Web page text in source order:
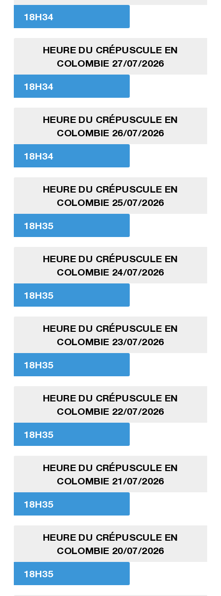
18H34
HEURE DU CRÉPUSCULE EN
COLOMBIE 27/07/2026
18H34
HEURE DU CRÉPUSCULE EN
COLOMBIE 26/07/2026
18H34
HEURE DU CRÉPUSCULE EN
COLOMBIE 25/07/2026
18H35
HEURE DU CRÉPUSCULE EN
COLOMBIE 24/07/2026
18H35
HEURE DU CRÉPUSCULE EN
COLOMBIE 23/07/2026
18H35
HEURE DU CRÉPUSCULE EN
COLOMBIE 22/07/2026
18H35
HEURE DU CRÉPUSCULE EN
COLOMBIE 21/07/2026
18H35
HEURE DU CRÉPUSCULE EN
COLOMBIE 20/07/2026
18H35